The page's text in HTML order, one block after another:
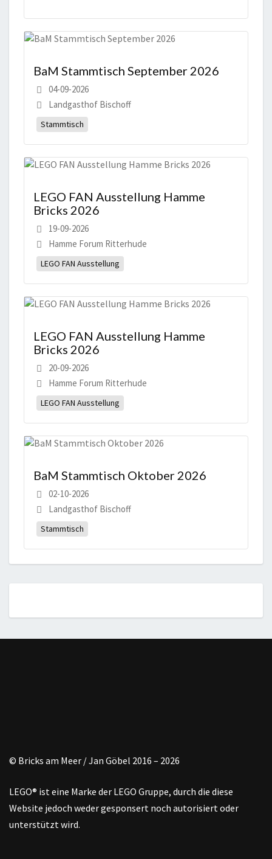
BaM Stammtisch September 2026
04-09-2026
Landgasthof Bischoff
Stammtisch
LEGO FAN Ausstellung Hamme
Bricks 2026
19-09-2026
Hamme Forum Ritterhude
LEGO FAN Ausstellung
LEGO FAN Ausstellung Hamme
Bricks 2026
20-09-2026
Hamme Forum Ritterhude
LEGO FAN Ausstellung
BaM Stammtisch Oktober 2026
02-10-2026
Landgasthof Bischoff
Stammtisch
© Bricks am Meer / Jan Göbel 2016 – 2026
LEGO® ist eine Marke der LEGO Gruppe, durch die diese
Website jedoch weder gesponsert noch autorisiert oder
unterstützt wird.